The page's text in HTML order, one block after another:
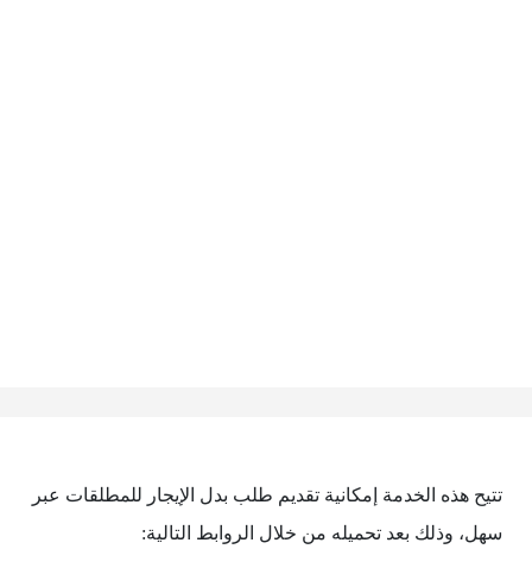
تتيح هذه الخدمة إمكانية تقديم طلب بدل الإيجار للمطلقات عبر
سهل، وذلك بعد تحميله من خلال الروابط التالية: